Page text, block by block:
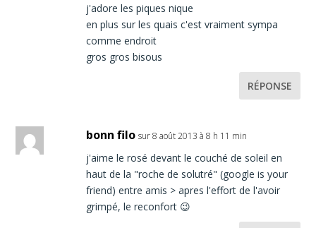
j'adore les piques nique
en plus sur les quais c'est vraiment sympa
comme endroit
gros gros bisous
RÉPONSE
bonn filo sur 8 août 2013 à 8 h 11 min
j'aime le rosé devant le couché de soleil en
haut de la "roche de solutré" (google is your
friend) entre amis > apres l'effort de l'avoir
grimpé, le reconfort 😉